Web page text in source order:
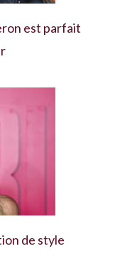
est parfait
de style